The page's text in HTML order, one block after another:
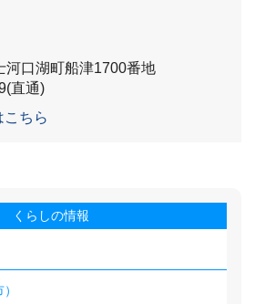
河口湖町船津1700番地
直通)
こちら
くらしの情報